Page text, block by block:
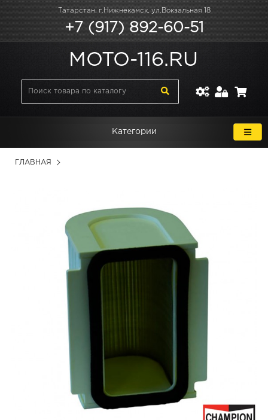
Татарстан, г.Нижнекамск, ул.Вокзальная 18
+7 (917) 892-60-51
MOTO-116.RU
Категории
ГЛАВНАЯ